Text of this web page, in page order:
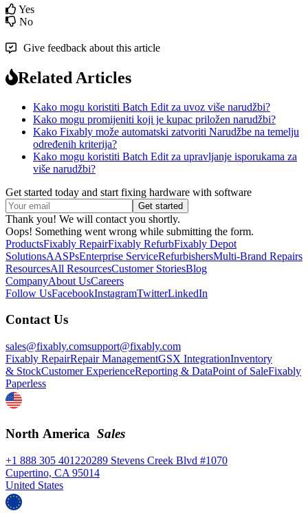
Yes
No
Give feedback about this article
Related Articles
Kako mogu koristiti Batch Edit za uvoz više narudžbi?
Kako mogu promijeniti koji je kupac priložen narudžbi?
Kako Fixably može automatski zatvoriti Narudžbe na temelju
određenih kriterija?
Kako mogu koristiti Batch Edit za upravljanje isporukama za
više narudžbi?
Get started today and start fixing hardware with software
Thank you! We will contact you shortly.
Oops! Something went wrong while submitting the form.
ProductsFixably RepairFixably RefurbFixably Depot
SolutionsAASPsEnterprise ServiceRefurbishersMulti-Brand Repairs
ResourcesAll ResourcesCustomer StoriesBlog
CompanyAbout UsCareers
Follow UsFacebookInstagramTwitterLinkedIn
Contact Us
sales@fixably.comsupport@fixably.com
Fixably RepairRepair ManagementGSX IntegrationInventory
& StockCustomer ExperienceReporting & DataPoint of SaleFixably
Paperless
North America Sales
+1 888 305 401220289 Stevens Creek Blvd #1070
Cupertino, CA 95014
United States